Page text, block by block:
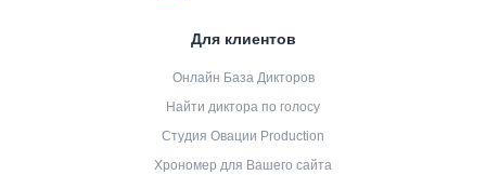
Для клиентов
Онлайн База Дикторов
Найти диктора по голосу
Студия Овации Production
Хрономер для Вашего сайта